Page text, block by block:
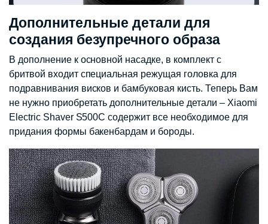
Дополнительные детали для
создания безупречного образа
В дополнение к основной насадке, в комплект с
бритвой входит специальная режущая головка для
подравнивания висков и бамбуковая кисть. Теперь Вам
не нужно приобретать дополнительные детали – Xiaomi
Electric Shaver S500C содержит все необходимое для
придания формы бакенбардам и бороды.